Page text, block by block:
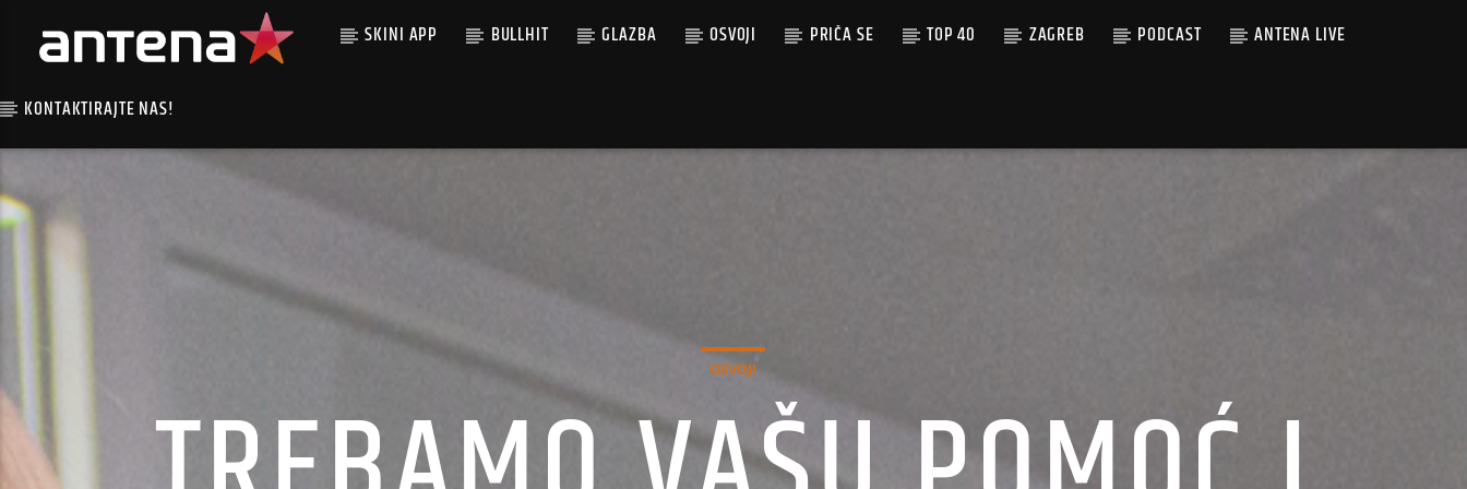
SKINI APP BULLHIT GLAZBA OSVOJI PRIČA SE TOP 40 ZAGREB PODCAST ANTENA LIVE
KONTAKTIRAJTE NAS!
OSVOJI